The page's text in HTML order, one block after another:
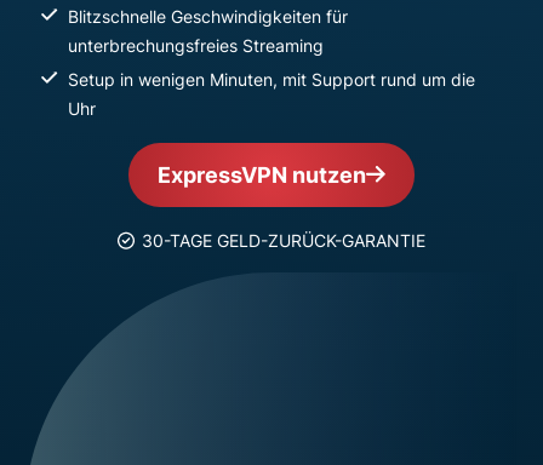
Blitzschnelle Geschwindigkeiten für
unterbrechungsfreies Streaming
Setup in wenigen Minuten, mit Support rund um die
Uhr
ExpressVPN nutzen
30-TAGE GELD-ZURÜCK-GARANTIE